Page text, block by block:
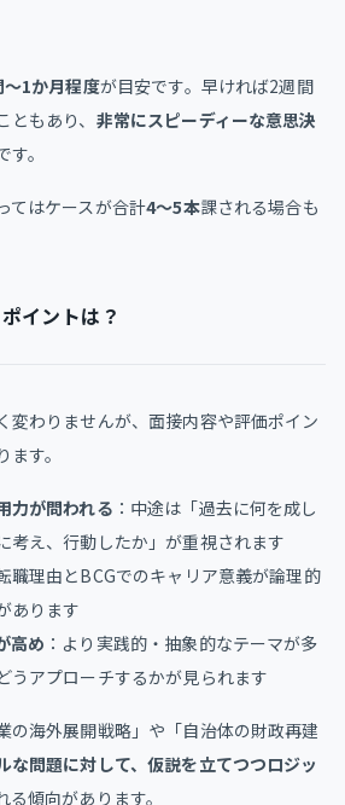
〜1か月程度が目安です。早ければ2週間
もあり、 非常にスピーディーな意思決
。
てはケースが合計4〜5本課される場合も
イントは？
変わりませんが、面接内容や評価ポイン
ます。
力が問われる ：中途は「過去に何を成し
考え、行動したか」が重視されます
職理由とBCGでのキャリア意義が論理的
あります
高め ：より実践的・抽象的なテーマが多
うアプローチするかが見られます
の海外展開戦略」や「自治体の財政再建
な問題に対して、仮説を立てつつロジッ
る傾向があります。